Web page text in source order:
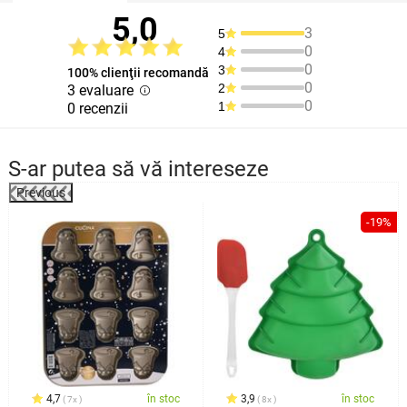
5,0
100% clienţii recomandă
3 evaluare
0 recenzii
5 3
4 0
3 0
2 0
1 0
S-ar putea să vă intereseze
Previous
4,7 7x în stoc
-19%
3,9 8x în stoc